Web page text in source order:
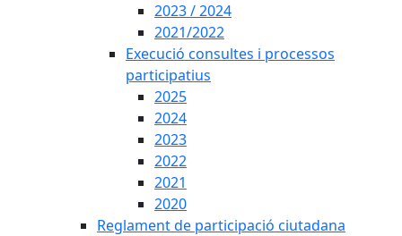
2023 / 2024
2021/2022
Execució consultes i processos
participatius
2025
2024
2023
2022
2021
2020
Reglament de participació ciutadana